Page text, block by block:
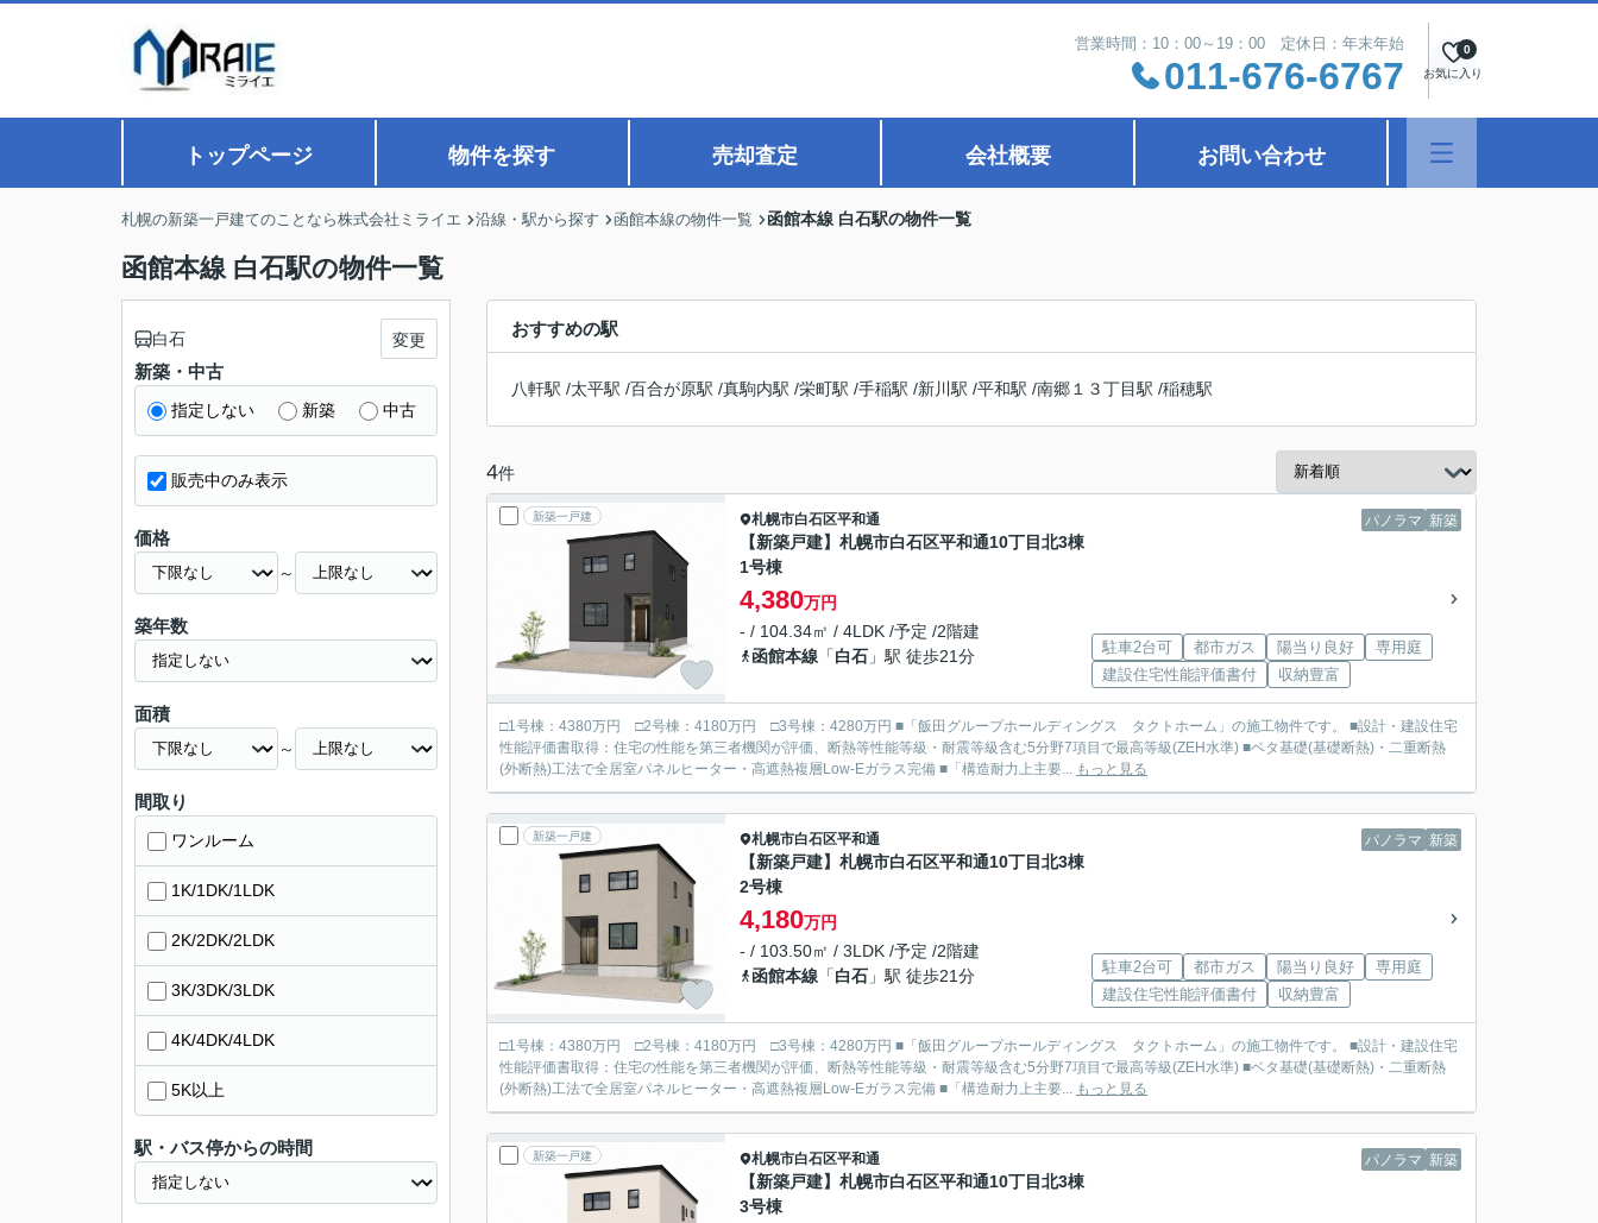
営業時間：10：00～19：00 定休日：年末年始
011-676-6767 お気に入り
0
トップページ 物件を探す 売却査定 会社概要 お問い合わせ
札幌の新築一戸建てのことなら株式会社ミライエ 沿線・駅から探す 函館本線の物件一覧 函館本線 白石駅の物件一覧
函館本線 白石駅の物件一覧
おすすめの駅
八軒駅 /太平駅 /百合が原駅 /真駒内駅 /栄町駅 /手稲駅 /新川駅 /平和駅 /南郷１３丁目駅 /稲穂駅
4件
新築一戸建 パノラマ 新築
札幌市白石区平和通
【新築戸建】札幌市白石区平和通10丁目北3棟
1号棟
4,380万円
- / 104.34㎡ / 4LDK /予定 /2階建
函館本線 「白石 」駅 徒歩21分 駐車2台可 都市ガス 陽当り良好
専用庭
建設住宅性能評価書付
収納豊富
□1号棟：4380万円 □2号棟：4180万円 □3号棟：4280万円 ■「飯田グループホールディングス タクトホーム」の施工物件です。 ■設計・建設住宅
性能評価書取得：住宅の性能を第三者機関が評価、断熱等性能等級・耐震等級含む5分野7項目で最高等級(ZEH水準) ■ベタ基礎(基礎断熱)・二重断熱
(外断熱)工法で全居室パネルヒーター・高遮熱複層Low-Eガラス完備 ■「構造耐力上主要... もっと見る
新築一戸建 パノラマ 新築
札幌市白石区平和通
【新築戸建】札幌市白石区平和通10丁目北3棟
2号棟
4,180万円
- / 103.50㎡ / 3LDK /予定 /2階建
函館本線 「白石 」駅 徒歩21分 駐車2台可 都市ガス 陽当り良好
専用庭
建設住宅性能評価書付
収納豊富
□1号棟：4380万円 □2号棟：4180万円 □3号棟：4280万円 ■「飯田グループホールディングス タクトホーム」の施工物件です。 ■設計・建設住宅
性能評価書取得：住宅の性能を第三者機関が評価、断熱等性能等級・耐震等級含む5分野7項目で最高等級(ZEH水準) ■ベタ基礎(基礎断熱)・二重断熱
(外断熱)工法で全居室パネルヒーター・高遮熱複層Low-Eガラス完備 ■「構造耐力上主要... もっと見る
新築一戸建 パノラマ 新築
札幌市白石区平和通
【新築戸建】札幌市白石区平和通10丁目北3棟
3号棟
白石 変更
新築・中古
指定しない 新築 中古
販売中のみ表示
価格
～
築年数
面積
～
間取り
ワンルーム
1K/1DK/1LDK
2K/2DK/2LDK
3K/3DK/3LDK
4K/4DK/4LDK
5K以上
駅・バス停からの時間